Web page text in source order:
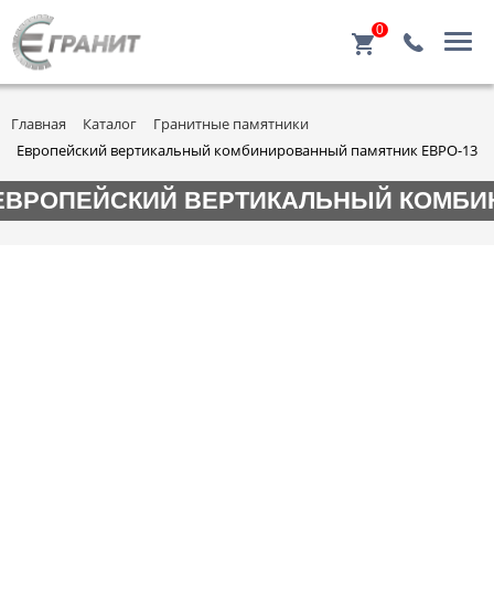
0
Главная Каталог
Гранитные памятники
Европейский вертикальный комбинированный памятник ЕВРО-13
ВЕРТИКАЛЬНЫЙ